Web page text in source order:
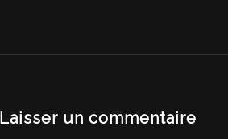
Laisser un commentaire